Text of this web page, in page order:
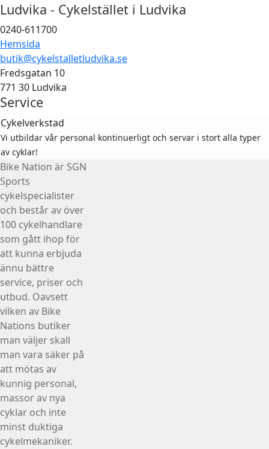
Ludvika - Cykelstället i Ludvika
0240-611700
Hemsida
butik@cykelstalletludvika.se
Fredsgatan 10
771 30 Ludvika
Service
Cykelverkstad
Vi utbildar vår personal kontinuerligt och servar i stort alla typer
av cyklar!
Bike Nation är SGN
Sports
cykelspecialister
och består av över
100 cykelhandlare
som gått ihop för
att kunna erbjuda
ännu bättre
service, priser och
utbud. Oavsett
vilken av Bike
Nations butiker
man väljer skall
man vara säker på
att mötas av
kunnig personal,
massor av nya
cyklar och inte
minst duktiga
cykelmekaniker.